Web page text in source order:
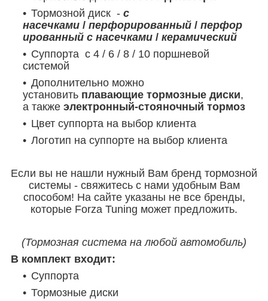
Тормозной диск - с
насечками / перфорированный / перфор
ированный с насечками / керамический
Суппорта с 4 / 6 / 8 / 10 поршневой
системой
Дополнительно можно
установить плавающие тормозные диски,
а также электронный-стояночный тормоз
Цвет суппорта на выбор клиента
Логотип на суппорте на выбор клиента
Если вы не нашли нужный Вам бренд тормозной
системы - свяжитесь с нами удобным Вам
способом! На сайте указаны не все бренды,
которые Forza Tuning может предложить.
(Тормозная система на любой автомобиль)
В комплект входит:
Суппорта
Тормозные диски